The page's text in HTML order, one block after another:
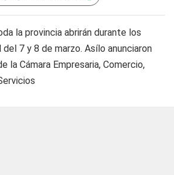
la provincia abrirán durante los
7 y 8 de marzo. Asílo anunciaron
la Cámara Empresaria, Comercio,